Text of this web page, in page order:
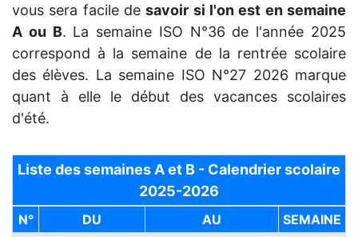
vous sera facile desavoir si l'on est en semaine
A ou B. La semaine ISO N°36 de l'année 2025
correspond à la semaine de la rentrée scolaire
des élèves. La semaine ISO N°27 2026 marque
quant à elle le début des vacances scolaires
d'été.
Liste des semaines A et B - Calendrier scolaire
2025-2026
N° DU AU SEMAINE